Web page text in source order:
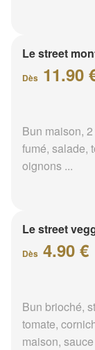
Le street
Dès 11.90
Bun maison,
fumé, salade,
oignons ...
Le street
Dès 4.90 €
Bun brioché,
tomate,
maison, sauce